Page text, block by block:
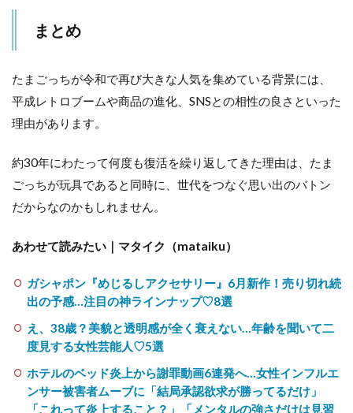
まとめ
たまごっちが令和で再び大きな人気を集めている背景には、
平成レトロブームや商品の進化、SNSとの相性の良さといった
理由があります。
約30年にわたって何度も復活を繰り返してきた理由は、たま
ごっちが玩具であると同時に、世代をつなぐ思い出のバトン
だからなのかもしれません。
あわせて読みたい｜マタイク（mataiku）
ガシャポン『めじるしアクセサリー』6月新作！売り切れ続
出の予感…注目の神ラインナップ♡8選
え、38歳？美貌と透明感が全く衰えない…年齢を聞いて二
度見する女性芸能人♡5選
ホテルのベッド炎上から謝罪動画6連発へ…女性インフルエ
ンサー被害者ムーブに「結局承認欲求が勝ってるだけ」
「これって炎上すること？」「メンタルの強さだけは見習